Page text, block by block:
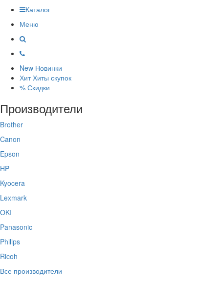
Каталог
Меню
New Новинки
Хит Хиты скупок
% Скидки
Производители
Brother
Canon
Epson
HP
Kyocera
Lexmark
OKI
Panasonic
Philips
Ricoh
Все производители